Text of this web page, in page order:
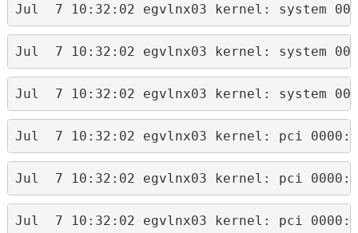
Jul  7 10:32:02 egvlnx03 kernel: system
Jul  7 10:32:02 egvlnx03 kernel: system
Jul  7 10:32:02 egvlnx03 kernel: system
Jul  7 10:32:02 egvlnx03 kernel: pci
Jul  7 10:32:02 egvlnx03 kernel: pci
Jul  7 10:32:02 egvlnx03 kernel: pci